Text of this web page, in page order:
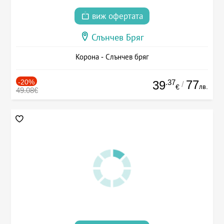
виж офертата
Слънчев Бряг
Корона - Слънчев бряг
-20%
49.08€ 39.37
€ / 77лв.